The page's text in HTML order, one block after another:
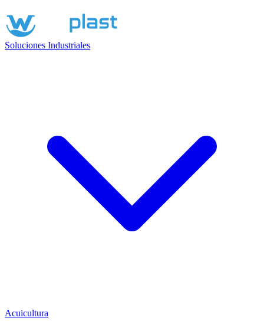
Soluciones Industriales
Acuicultura